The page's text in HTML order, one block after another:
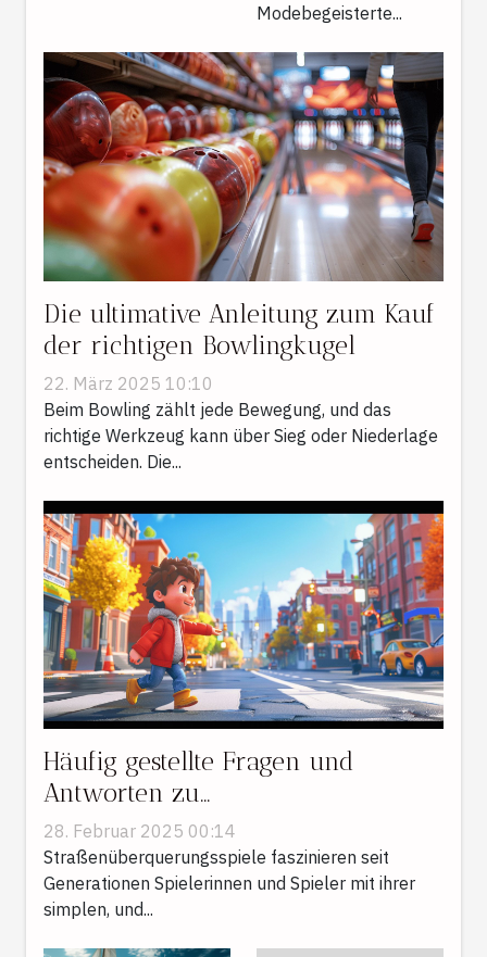
Modebegeisterte...
Die ultimative Anleitung zum Kauf
der richtigen Bowlingkugel
22. März 2025 10:10
Beim Bowling zählt jede Bewegung, und das
richtige Werkzeug kann über Sieg oder Niederlage
entscheiden. Die...
Häufig gestellte Fragen und
Antworten zu
Straßenüberquerungsspielen
28. Februar 2025 00:14
Straßenüberquerungsspiele faszinieren seit
Generationen Spielerinnen und Spieler mit ihrer
simplen, und...